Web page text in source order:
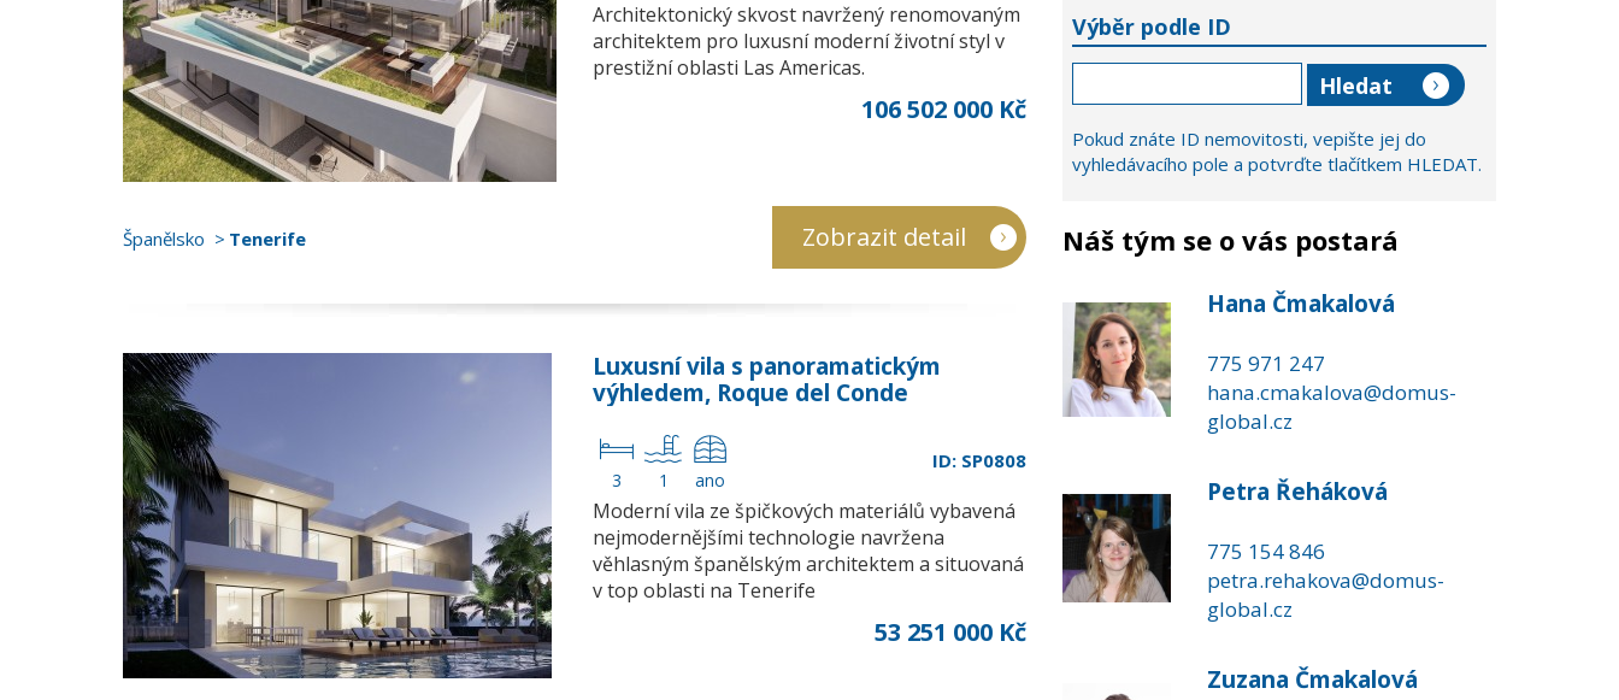
Architektonický skvost navržený renomovaným
architektem pro luxusní moderní životní styl v
prestižní oblasti Las Americas.
106 502 000 Kč
Španělsko Tenerife Zobrazit detail
Luxusní vila s panoramatickým
výhledem, Roque del Conde
3 1 ano
ID: SP0808
Moderní vila ze špičkových materiálů vybavená
nejmodernějšími technologie navržena
věhlasným španělským architektem a situovaná
v top oblasti na Tenerife
53 251 000 Kč
Výběr podle ID
Pokud znáte ID nemovitosti, vepište jej do
vyhledávacího pole a potvrďte tlačítkem HLEDAT.
Náš tým se o vás postará
Hana Čmakalová
775 971 247
hana.cmakalova@domus-
global.cz
Petra Řeháková
775 154 846
petra.rehakova@domus-
global.cz
Zuzana Čmakalová